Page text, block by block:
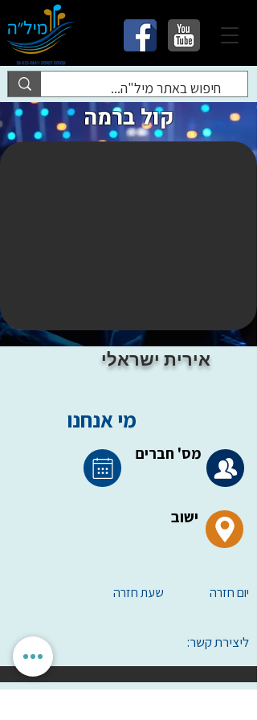
קול ברמה
אירית ישראלי
מי אנחנו
מס' חברים
ישוב
שעת חזרה יום חזרה
ליצירת קשר: